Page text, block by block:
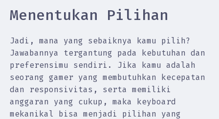
Menentukan Pilihan
Jadi, mana yang sebaiknya kamu pilih?
Jawabannya tergantung pada kebutuhan dan
preferensimu sendiri. Jika kamu adalah
seorang gamer yang membutuhkan kecepatan
dan responsivitas, serta memiliki
anggaran yang cukup, maka keyboard
mekanikal bisa menjadi pilihan yang